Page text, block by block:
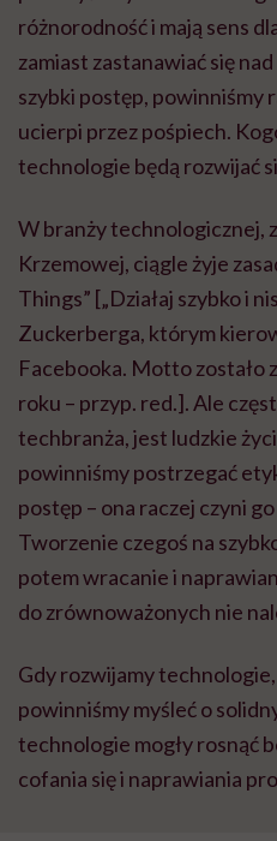
różnorodność i mają sens
zamiast zastanawiać się
szybki postęp, powinniśmy
ucierpi przez pośpiech.
technologie będą rozwijać
W branży technologicznej,
Krzemowej, ciągle żyje
Things” [„Działaj szybko i
Zuckerberga, którym
Facebooka. Motto zostało
roku – przyp. red.]. Ale
techbranża, jest ludzkie
powinniśmy postrzegać
postęp – ona raczej czyni
Tworzenie czegoś na
potem wracanie i
do zrównoważonych nie
Gdy rozwijamy
powinniśmy myśleć o
technologie mogły rosnąć
cofania się i naprawiania